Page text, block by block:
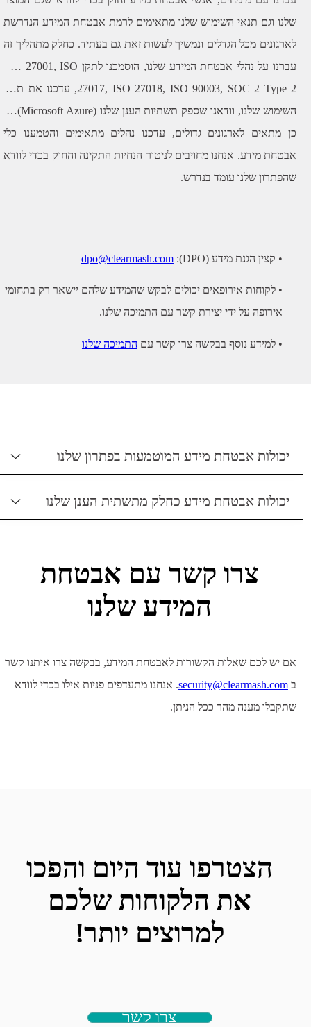
שלנו וגם תנאי השימוש שלנו מתאימים לרמת אבטחת המידע הנדרשת
לארגונים מכל הגדלים ונמשיך לעשות זאת גם בעתיד. כחלק מתהליך זה
עברנו על נהלי אבטחת המידע שלנו, הוסמכנו לתקן ISO 27001, ISO
27017, ISO 27018, ISO 90003, SOC 2 Type 2, עדכנו את תנאי
השימוש שלנו, וודאנו שספק תשתיות הענן שלנו (Microsoft Azure) גם
כן מתאים לארגונים גדולים, עדכנו נהלים מתאימים והטמענו כלי
אבטחת מידע. אנחנו מחויבים לניטור הנחיות התקינה והחוק בכדי לוודא
שהפתרון שלנו עומד בנדרש.
• קצין הגנת מידע (DPO): dpo@clearmash.com
• לקוחות אירופאים יכולים לבקש שהמידע שלהם יישאר רק בתחומי
אירופה על ידי יצירת קשר עם התמיכה שלנו.
• למידע נוסף בבקשה צרו קשר עםהתמיכה שלנו
יכולות אבטחת מידע המוטמעות בפתרון שלנו
יכולות אבטחת מידע כחלק מתשתית הענן שלנו
צרו קשר עם אבטחת
המידע שלנו
אם יש לכם שאלות הקשורות לאבטחת המידע, בבקשה צרו איתנו קשר
security@clearmash.com. אנחנו מתעדפים פניות אילו בכדי לוודא
שתקבלו מענה מהר ככל הניתן.
הצטרפו עוד היום והפכו
את הלקוחות שלכם
למרוצים יותר!
צרו קשר